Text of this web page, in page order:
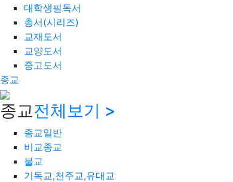
대학생필독서
총서(시리즈)
교재도서
교양도서
중고도서
종교
종교전체보기 >
종교일반
비교종교
불교
기독교,천주교,유대교